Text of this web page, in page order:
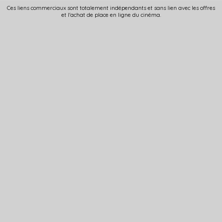
Ces liens commerciaux sont totalement indépendants et sans lien avec les offres
et l'achat de place en ligne du cinéma.